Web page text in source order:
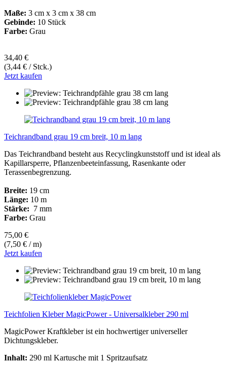
Maße: 3 cm x 3 cm x 38 cm
Gebinde: 10 Stück
Farbe: Grau
34,40 €
(3,44 € / Stck.)
Jetzt kaufen
Teichrandband grau 19 cm breit, 10 m lang
Das Teichrandband besteht aus Recyclingkunststoff und ist ideal als
Kapillarsperre, Pflanzenbeeteinfassung, Rasenkante oder
Terassenbegrenzung.
Breite: 19 cm
Länge: 10 m
Stärke: 7 mm
Farbe: Grau
75,00 €
(7,50 € / m)
Jetzt kaufen
Teichfolien Kleber MagicPower - Universalkleber 290 ml
MagicPower Kraftkleber ist ein hochwertiger universeller
Dichtungskleber.
Inhalt: 290 ml Kartusche mit 1 Spritzaufsatz